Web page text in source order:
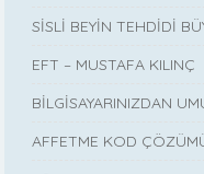
SİSLİ BEYİN TEHDİDİ
EFT – MUSTAFA KILINÇ
BİLGİSAYARINIZDAN
AFFETME KOD